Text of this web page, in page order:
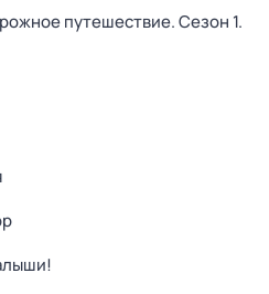
путешествие. Сезон 1.